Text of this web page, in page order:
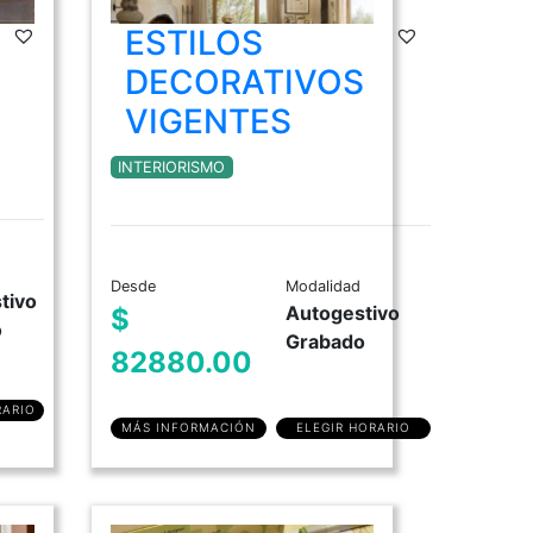
DIPLOMATURA en Historia del Arte
Moda Histórica Argentina
Historia del Mueble & Estilos Clásicos
Historia del Mueble Moderno y
ESTILOS
DECORATIVOS
VIGENTES
INTERIORISMO
Desde
$
82880.00
Modalidad
Autogestivo
Grabado
MÁS INFORMACIÓN ELEGIR HORARIO